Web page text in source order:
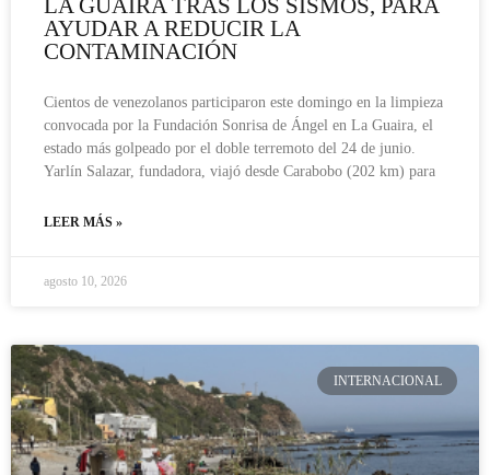
AYUDAR A REDUCIR LA
CONTAMINACIÓN
Cientos de venezolanos participaron este domingo en la limpieza
convocada por la Fundación Sonrisa de Ángel en La Guaira, el
estado más golpeado por el doble terremoto del 24 de junio.
Yarlín Salazar, fundadora, viajó desde Carabobo (202 km) para
LEER MÁS »
agosto 10, 2026
INTERNACIONAL